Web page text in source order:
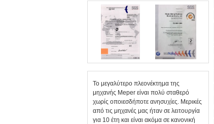
Το μεγαλύτερο πλεονέκτημα της
μηχανής Meper είναι πολύ σταθερό
χωρίς οποιεσδήποτε ανησυχίες. Μερικές
από τις μηχανές μας ήταν σε λειτουργία
για 10 έτη και είναι ακόμα σε κανονική